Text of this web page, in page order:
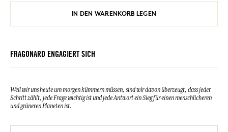
IN DEN WARENKORB LEGEN
FRAGONARD ENGAGIERT SICH
Weil wir uns heute um morgen kümmern müssen, sind wir davon überzeugt, dass jeder
Schritt zählt, jede Frage wichtig ist und jede Antwort ein Sieg für einen menschlicheren
und grüneren Planeten ist.